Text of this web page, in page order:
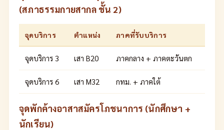
(สภาธรรมกายสากล ชั้น 2)
จุดบริการ ตำแหน่ง ภาคที่รับบริการ
จุดบริการ 3 เสา B20 ภาคกลาง + ภาคตะวันตก
จุดบริการ 6 เสา M32 กทม. + ภาคใต้
จุดพักค้างอาสาสมัครโภชนาการ (นักศึกษา +
นักเรียน)